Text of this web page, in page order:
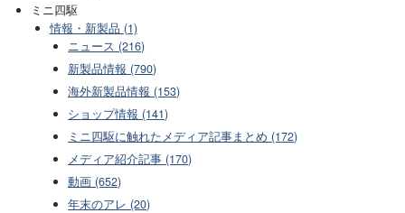
ミニ四駆
情報・新製品 (1)
ニュース (216)
新製品情報 (790)
海外新製品情報 (153)
ショップ情報 (141)
ミニ四駆に触れたメディア記事まとめ (172)
メディア紹介記事 (170)
動画 (652)
年末のアレ (20)